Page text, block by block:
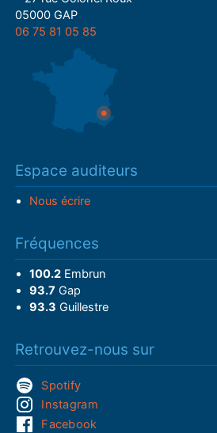
05000 GAP
06 75 81 05 85
Espace auditeurs
Nous écrire
Fréquences
100.2Embrun
93.7 Gap
93.3 Guillestre
Retrouvez-nous sur
Spotify
Instagram
Facebook